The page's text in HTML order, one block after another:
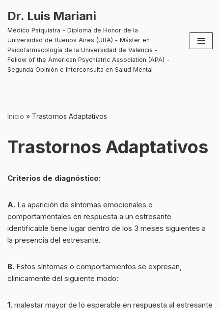
Saltar
al
contenido
Dr. Luis Mariani
Médico Psiquiatra - Diploma de Honor de la
Universidad de Buenos Aires (UBA) - Máster en
Psicofarmacología de la Universidad de Valencia -
Fellow of the American Psychiatric Association (APA) -
Segunda Opinión e Interconsulta en Salud Mental
Inicio » Trastornos Adaptativos
Trastornos Adaptativos
Criterios de diagnóstico:
A. La aparición de síntomas emocionales o
comportamentales en respuesta a un estresante
identificable tiene lugar dentro de los 3 meses siguientes a
la presencia del estresante.
B. Estos síntomas o comportamientos se expresan,
clínicamente del siguiente modo:
1. malestar mayor de lo esperable en respuesta al estresante